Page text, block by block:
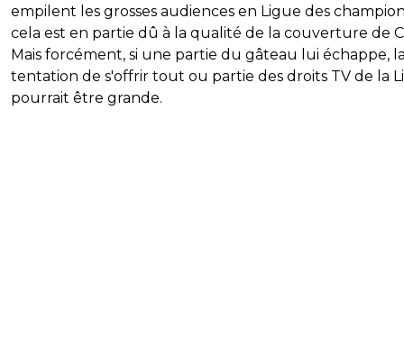
empilent les grosses audiences en Ligue des
cela est en partie dû à la qualité de la couverture de
Mais forcément, si une partie du gâteau lui échappe,
tentation de s'offrir tout ou partie des droits TV de la
pourrait être grande.